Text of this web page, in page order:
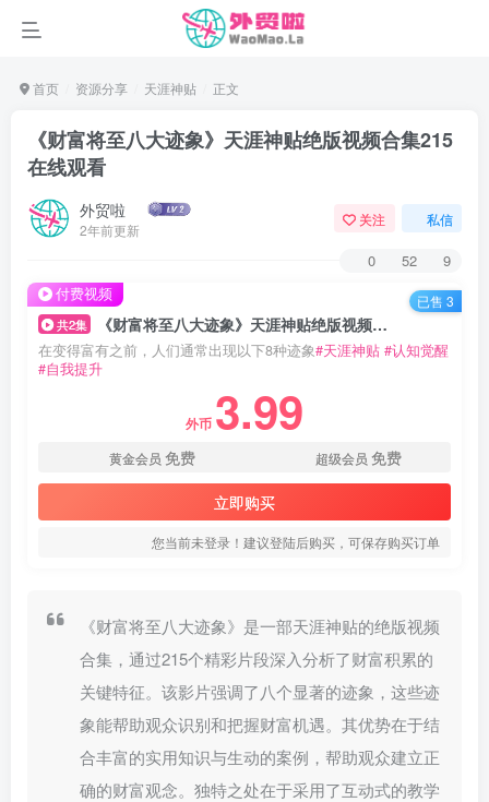
首页 资源分享 天涯神贴 正文
《财富将至八大迹象》天涯神贴绝版视频合集215
在线观看
外贸啦
2年前更新
关注 私信
0 52 9
共2集 《财富将至八大迹象》天涯神贴绝版视频合集215在线观看
在变得富有之前，人们通常出现以下8种迹象#天涯神贴 #认知觉醒
#自我提升
外币 3.99
黄金会员 免费 超级会员 免费
立即购买
您当前未登录！建议登陆后购买，可保存购买订单
付费视频 已售 3
《财富将至八大迹象》是一部天涯神贴的绝版视频
合集，通过215个精彩片段深入分析了财富积累的
关键特征。该影片强调了八个显著的迹象，这些迹
象能帮助观众识别和把握财富机遇。其优势在于结
合丰富的实用知识与生动的案例，帮助观众建立正
确的财富观念。独特之处在于采用了互动式的教学